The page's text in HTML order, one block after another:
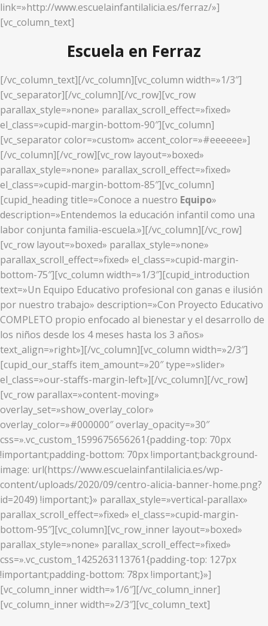
link=»http://www.escuelainfantilalicia.es/ferraz/»]
[vc_column_text]
Escuela en Ferraz
[/vc_column_text][/vc_column][vc_column width=»1/3″]
[vc_separator][/vc_column][/vc_row][vc_row
parallax_style=»none» parallax_scroll_effect=»fixed»
el_class=»cupid-margin-bottom-90″][vc_column]
[vc_separator color=»custom» accent_color=»#eeeeee»]
[/vc_column][/vc_row][vc_row layout=»boxed»
parallax_style=»none» parallax_scroll_effect=»fixed»
el_class=»cupid-margin-bottom-85″][vc_column]
[cupid_heading title=»Conoce a nuestro Equipo»
description=»Entendemos la educación infantil como una
labor conjunta familia-escuela.»][/vc_column][/vc_row]
[vc_row layout=»boxed» parallax_style=»none»
parallax_scroll_effect=»fixed» el_class=»cupid-margin-
bottom-75″][vc_column width=»1/3″][cupid_introduction
text=»Un Equipo Educativo profesional con ganas e ilusión
por nuestro trabajo» description=»Con Proyecto Educativo
COMPLETO propio enfocado al bienestar y el desarrollo de
los niños desde los 4 meses hasta los 3 años»
text_align=»right»][/vc_column][vc_column width=»2/3″]
[cupid_our_staffs item_amount=»20″ type=»slider»
el_class=»our-staffs-margin-left»][/vc_column][/vc_row]
[vc_row parallax=»content-moving»
overlay_set=»show_overlay_color»
overlay_color=»#000000″ overlay_opacity=»30″
css=».vc_custom_1599675656261{padding-top: 70px
!important;padding-bottom: 70px !important;background-
image: url(https://www.escuelainfantilalicia.es/wp-
content/uploads/2020/09/centro-alicia-banner-home.png?
id=2049) !important;}» parallax_style=»vertical-parallax»
parallax_scroll_effect=»fixed» el_class=»cupid-margin-
bottom-95″][vc_column][vc_row_inner layout=»boxed»
parallax_style=»none» parallax_scroll_effect=»fixed»
css=».vc_custom_1425263113761{padding-top: 127px
!important;padding-bottom: 78px !important;}»]
[vc_column_inner width=»1/6″][/vc_column_inner]
[vc_column_inner width=»2/3″][vc_column_text]